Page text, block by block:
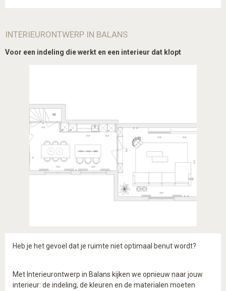
INTERIEURONTWERP IN BALANS
Voor een indeling die werkt en een interieur dat klopt
Heb je het gevoel dat je ruimte niet optimaal benut wordt?
Met Interieurontwerp in Balans kijken we opnieuw naar jouw
interieur: de indeling, de kleuren en de materialen moeten